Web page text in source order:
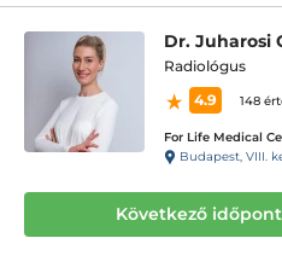
Dr. Juharosi
Radiológus
4.9
148
For Life Medical
Budapest, VIII. kerület,
Következő